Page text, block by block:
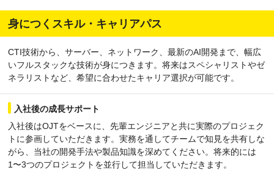
身につくスキル・キャリアパス
CTI技術から、サーバー、ネットワーク、最新のAI開発まで、幅広
いフルスタックな技術が身につきます。将来はスペシャリストやゼ
ネラリストなど、希望に合わせたキャリア選択が可能です。
入社後の成長サポート
入社後はOJTをベースに、先輩エンジニアと共に実際のプロジェク
トに参画していただきます。実務を通してチームで知見を共有しな
がら、当社の開発手法や製品知識を深めてください。将来的には
1〜3つのプロジェクトを並行して担当していただきます。